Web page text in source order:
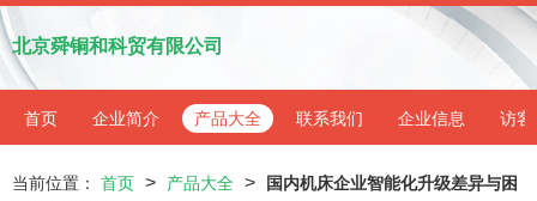
北京舜铜和科贸有限公司
首页 企业简介 产品大全 联系我们 企业信息 访客
当前位置： 首页 > 产品大全 >
国内机床企业智能化升级差异与困